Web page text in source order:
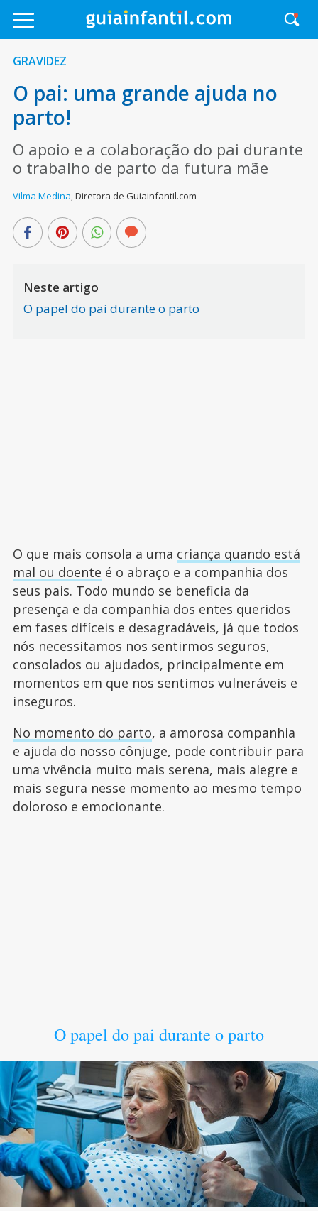
GRAVIDEZ
O pai: uma grande ajuda no
parto!
O apoio e a colaboração do pai durante
o trabalho de parto da futura mãe
Vilma Medina,Diretora de Guiainfantil.com
Neste artigo
O papel do pai durante o parto
O que mais consola a uma criança quando está
mal ou doente é o abraço e a companhia dos
seus pais. Todo mundo se beneficia da
presença e da companhia dos entes queridos
em fases difíceis e desagradáveis, já que todos
nós necessitamos nos sentirmos seguros,
consolados ou ajudados, principalmente em
momentos em que nos sentimos vulneráveis e
inseguros.
No momento do parto, a amorosa companhia
e ajuda do nosso cônjuge, pode contribuir para
uma vivência muito mais serena, mais alegre e
mais segura nesse momento ao mesmo tempo
doloroso e emocionante.
O papel do pai durante o parto